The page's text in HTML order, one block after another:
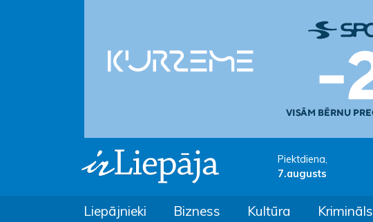
Piektdiena,
7.augusts
Liepājnieki Bizness Kultūra Krimināls